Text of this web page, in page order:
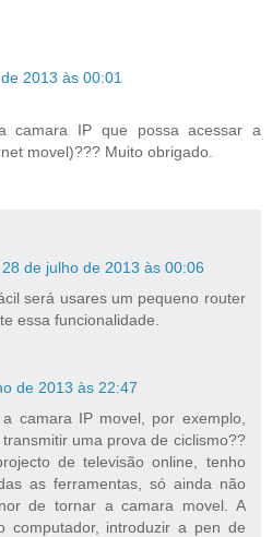
2013 às 00:01
camara IP que possa acessar a
movel)??? Muito obrigado.
28 de julho de 2013 às 00:06
será usares um pequeno router
essa funcionalidade.
de 2013 às 22:47
camara IP movel, por exemplo,
uma prova de ciclismo??
de televisão online, tenho
as ferramentas, só ainda não
de tornar a camara movel. A
computador, introduzir a pen de